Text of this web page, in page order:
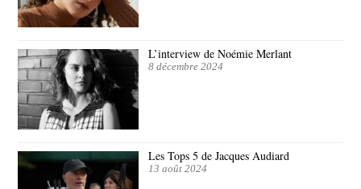
L’interview de Noémie Merlant
8 décembre 2024
Les Tops 5 de Jacques Audiard
13 août 2024